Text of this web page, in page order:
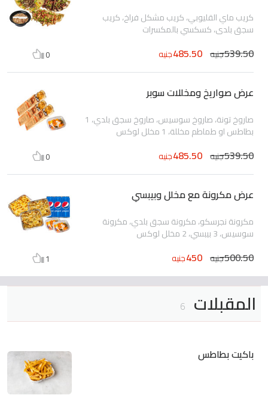
كريب ماي القليوبي، كريب مشكل فراخ، كريب
سجق بلدي، كسكسي بالمكسرات
539.50جنيه 485.50جنيه 0
عرض صواريخ ومخللات سوبر
صاروخ تونة، صاروخ سوسيس، صاروخ سجق بلدي، 1
بطاطس او طماطم مخللة، 1 مخلل لوكس
539.50جنيه 485.50جنيه 0
عرض مكرونة مع مخلل وبيبسي
مكرونة نجرسكو، مكرونة سجق بلدي، مكرونة
سوسيس، 3 بيبسي، 2 مخلل لوكس
500.50جنيه 450جنيه 1
المقبلات 6
باكيت بطاطس